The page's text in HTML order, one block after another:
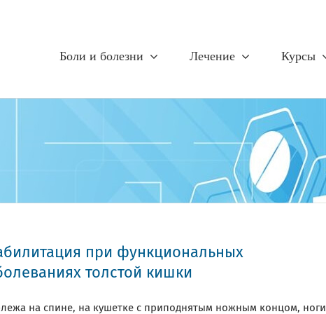
Боли и болезни Лечение Курсы
при функциональных
толстой кишки
на спине, на кушетке с приподнятым ножным концом, ноги